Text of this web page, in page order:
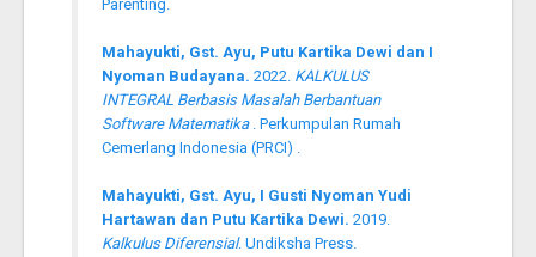
Parenting.
Mahayukti, Gst. Ayu, Putu Kartika Dewi dan I
Nyoman Budayana. 2022. KALKULUS
INTEGRAL Berbasis Masalah Berbantuan
Software Matematika . Perkumpulan Rumah
Cemerlang Indonesia (PRCI) .
Mahayukti, Gst. Ayu, I Gusti Nyoman Yudi
Hartawan dan Putu Kartika Dewi. 2019.
Kalkulus Diferensial. Undiksha Press.